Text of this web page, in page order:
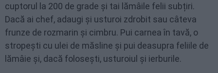
cuptorul la 200 de grade și tai lămâile felii subțiri.
Dacă ai chef, adaugi și usturoi zdrobit sau câteva
frunze de rozmarin și cimbru. Pui carnea în tavă, o
stropești cu ulei de măsline și pui deasupra feliile de
lămâie și, dacă folosești, usturoiul și ierburile.